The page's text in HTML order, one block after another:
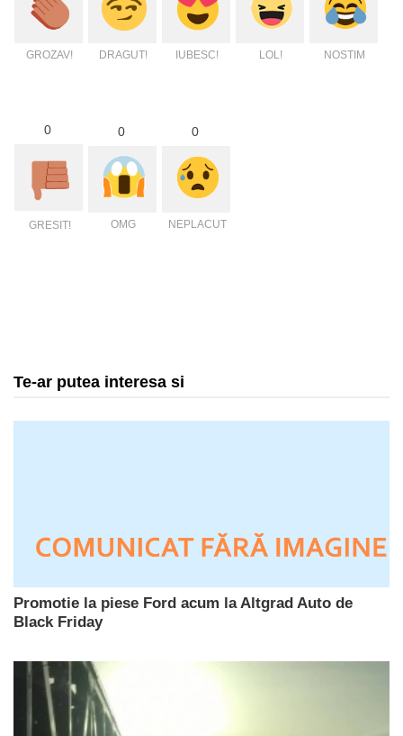
GROZAV! DRAGUT! IUBESC! LOL! NOSTIM
0
GRESIT!
0
OMG
0
NEPLACUT
Te-ar putea interesa si
Promotie la piese Ford acum la Altgrad Auto de
Black Friday